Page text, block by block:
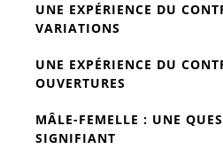
UNE EXPÉRIENCE DU
VARIATIONS
UNE EXPÉRIENCE DU
OUVERTURES
MÂLE-FEMELLE : UNE
SIGNIFIANT